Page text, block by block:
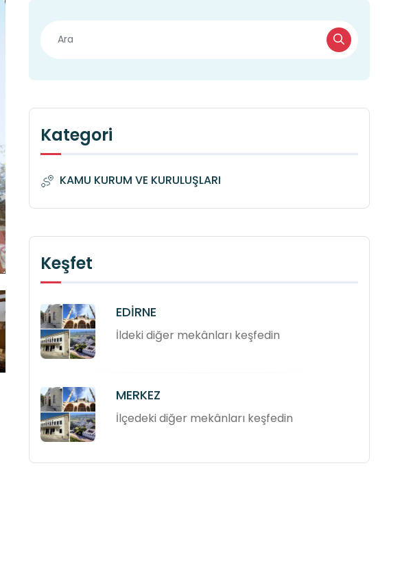
Kategori
KAMU KURUM VE KURULUŞLARI
Keşfet
EDİRNE
İldeki diğer mekânları keşfedin
MERKEZ
İlçedeki diğer mekânları keşfedin